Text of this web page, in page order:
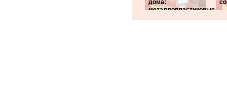
дома:
металлопластиковые